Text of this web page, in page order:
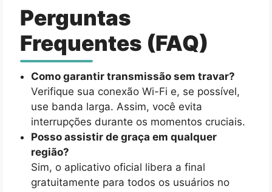
Perguntas
Frequentes (FAQ)
Como garantir transmissão sem travar?
Verifique sua conexão Wi-Fi e, se possível,
use banda larga. Assim, você evita
interrupções durante os momentos cruciais.
Posso assistir de graça em qualquer
região?
Sim, o aplicativo oficial libera a final
gratuitamente para todos os usuários no